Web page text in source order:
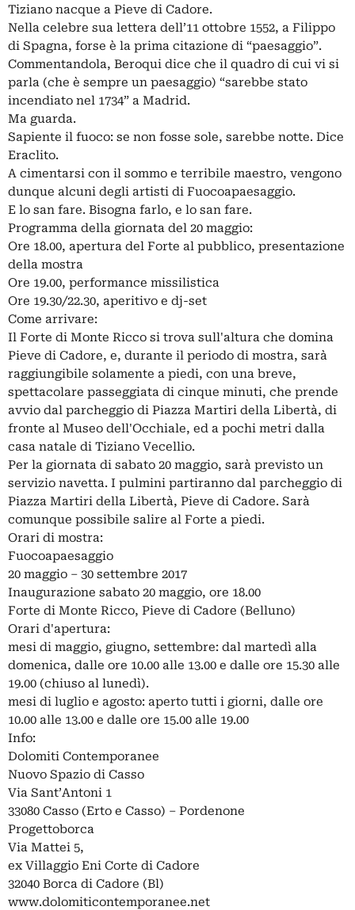
Tiziano nacque a Pieve di Cadore.
Nella celebre sua lettera dell’11 ottobre 1552, a Filippo
di Spagna, forse è la prima citazione di “paesaggio”.
Commentandola, Beroqui dice che il quadro di cui vi si
parla (che è sempre un paesaggio) “sarebbe stato
incendiato nel 1734” a Madrid.
Ma guarda.
Sapiente il fuoco: se non fosse sole, sarebbe notte. Dice
Eraclito.
A cimentarsi con il sommo e terribile maestro, vengono
dunque alcuni degli artisti di Fuocoapaesaggio.
E lo san fare. Bisogna farlo, e lo san fare.
Programma della giornata del 20 maggio:
Ore 18.00, apertura del Forte al pubblico, presentazione
della mostra
Ore 19.00, performance missilistica
Ore 19.30/22.30, aperitivo e dj-set
Come arrivare:
Il Forte di Monte Ricco si trova sull'altura che domina
Pieve di Cadore, e, durante il periodo di mostra, sarà
raggiungibile solamente a piedi, con una breve,
spettacolare passeggiata di cinque minuti, che prende
avvio dal parcheggio di Piazza Martiri della Libertà, di
fronte al Museo dell'Occhiale, ed a pochi metri dalla
casa natale di Tiziano Vecellio.
Per la giornata di sabato 20 maggio, sarà previsto un
servizio navetta. I pulmini partiranno dal parcheggio di
Piazza Martiri della Libertà, Pieve di Cadore. Sarà
comunque possibile salire al Forte a piedi.
Orari di mostra:
Fuocoapaesaggio
20 maggio – 30 settembre 2017
Inaugurazione sabato 20 maggio, ore 18.00
Forte di Monte Ricco, Pieve di Cadore (Belluno)
Orari d'apertura:
mesi di maggio, giugno, settembre: dal martedì alla
domenica, dalle ore 10.00 alle 13.00 e dalle ore 15.30 alle
19.00 (chiuso al lunedì).
mesi di luglio e agosto: aperto tutti i giorni, dalle ore
10.00 alle 13.00 e dalle ore 15.00 alle 19.00
Info:
Dolomiti Contemporanee
Nuovo Spazio di Casso
Via Sant’Antoni 1
33080 Casso (Erto e Casso) – Pordenone
Progettoborca
Via Mattei 5,
ex Villaggio Eni Corte di Cadore
32040 Borca di Cadore (Bl)
www.dolomiticontemporanee.net